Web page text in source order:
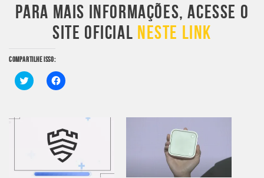
PARA MAIS INFORMAÇÕES, ACESSE O
SITE OFICIAL NESTE LINK
COMPARTILHE ISSO:
Clique
para
janela)
Clique
para
janela)